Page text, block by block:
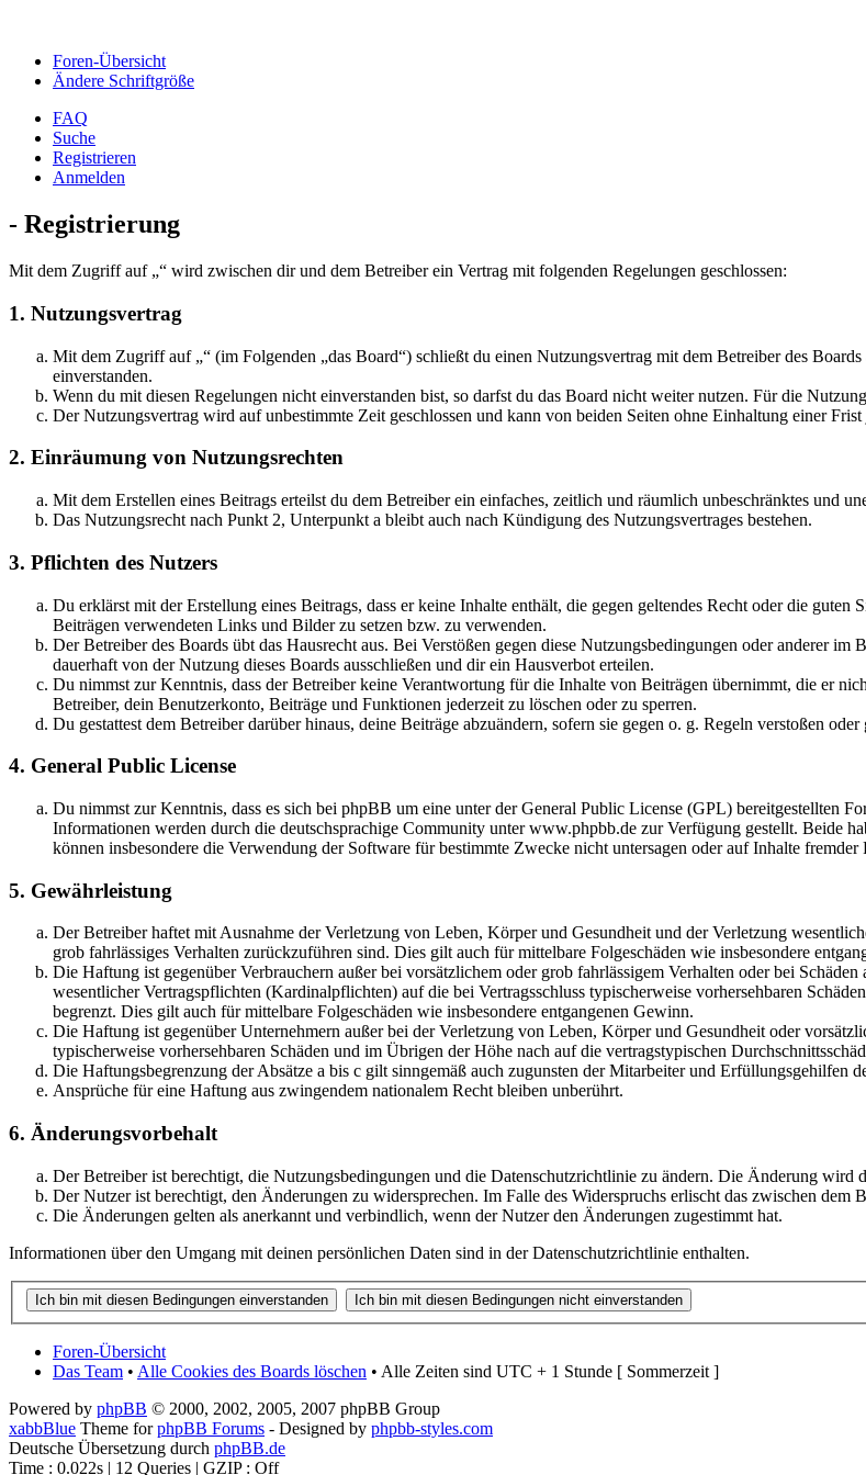
Foren-Übersicht
Ändere Schriftgröße
FAQ
Suche
Registrieren
Anmelden
- Registrierung
Mit dem Zugriff auf „“ wird zwischen dir und dem Betreiber ein Vertrag mit folgenden Regelungen geschlossen:
1. Nutzungsvertrag
Mit dem Zugriff auf „“ (im Folgenden „das Board“) schließt du einen Nutzungsvertrag mit dem Betreiber des
einverstanden.
Wenn du mit diesen Regelungen nicht einverstanden bist, so darfst du das Board nicht weiter nutzen. Für die
Der Nutzungsvertrag wird auf unbestimmte Zeit geschlossen und kann von beiden Seiten ohne Einhaltung einer
2. Einräumung von Nutzungsrechten
Mit dem Erstellen eines Beitrags erteilst du dem Betreiber ein einfaches, zeitlich und räumlich unbeschränktes und
Das Nutzungsrecht nach Punkt 2, Unterpunkt a bleibt auch nach Kündigung des Nutzungsvertrages bestehen.
3. Pflichten des Nutzers
Du erklärst mit der Erstellung eines Beitrags, dass er keine Inhalte enthält, die gegen geltendes Recht oder die guten
Beiträgen verwendeten Links und Bilder zu setzen bzw. zu verwenden.
Der Betreiber des Boards übt das Hausrecht aus. Bei Verstößen gegen diese Nutzungsbedingungen oder anderer
dauerhaft von der Nutzung dieses Boards ausschließen und dir ein Hausverbot erteilen.
Du nimmst zur Kenntnis, dass der Betreiber keine Verantwortung für die Inhalte von Beiträgen übernimmt, die er
Betreiber, dein Benutzerkonto, Beiträge und Funktionen jederzeit zu löschen oder zu sperren.
Du gestattest dem Betreiber darüber hinaus, deine Beiträge abzuändern, sofern sie gegen o. g. Regeln verstoßen
4. General Public License
Du nimmst zur Kenntnis, dass es sich bei phpBB um eine unter der General Public License (GPL) bereitgestellten
Informationen werden durch die deutschsprachige Community unter www.phpbb.de zur Verfügung gestellt. Beide
können insbesondere die Verwendung der Software für bestimmte Zwecke nicht untersagen oder auf Inhalte fremder
5. Gewährleistung
Der Betreiber haftet mit Ausnahme der Verletzung von Leben, Körper und Gesundheit und der Verletzung
grob fahrlässiges Verhalten zurückzuführen sind. Dies gilt auch für mittelbare Folgeschäden wie insbesondere
Die Haftung ist gegenüber Verbrauchern außer bei vorsätzlichem oder grob fahrlässigem Verhalten oder bei
wesentlicher Vertragspflichten (Kardinalpflichten) auf die bei Vertragsschluss typischerweise vorhersehbaren
begrenzt. Dies gilt auch für mittelbare Folgeschäden wie insbesondere entgangenen Gewinn.
Die Haftung ist gegenüber Unternehmern außer bei der Verletzung von Leben, Körper und Gesundheit oder
typischerweise vorhersehbaren Schäden und im Übrigen der Höhe nach auf die vertragstypischen
Die Haftungsbegrenzung der Absätze a bis c gilt sinngemäß auch zugunsten der Mitarbeiter und Erfüllungsgehilfen
Ansprüche für eine Haftung aus zwingendem nationalem Recht bleiben unberührt.
6. Änderungsvorbehalt
Der Betreiber ist berechtigt, die Nutzungsbedingungen und die Datenschutzrichtlinie zu ändern. Die Änderung wird
Der Nutzer ist berechtigt, den Änderungen zu widersprechen. Im Falle des Widerspruchs erlischt das zwischen
Die Änderungen gelten als anerkannt und verbindlich, wenn der Nutzer den Änderungen zugestimmt hat.
Informationen über den Umgang mit deinen persönlichen Daten sind in der Datenschutzrichtlinie enthalten.
Foren-Übersicht
Das Team • Alle Cookies des Boards löschen • Alle Zeiten sind UTC + 1 Stunde [ Sommerzeit ]
Powered by phpBB © 2000, 2002, 2005, 2007 phpBB Group
xabbBlue Theme forphpBB Forums - Designed by phpbb-styles.com
Deutsche Übersetzung durch phpBB.de
Time : 0.022s | 12 Queries | GZIP : Off